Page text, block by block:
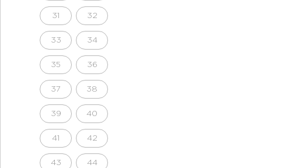
31 32
33 34
35 36
37 38
39 40
41 42
43 44